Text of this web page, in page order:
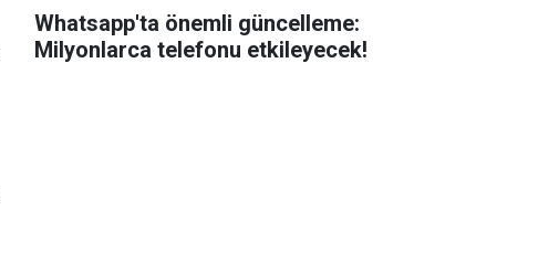
Whatsapp'ta önemli güncelleme:
Milyonlarca telefonu etkileyecek!